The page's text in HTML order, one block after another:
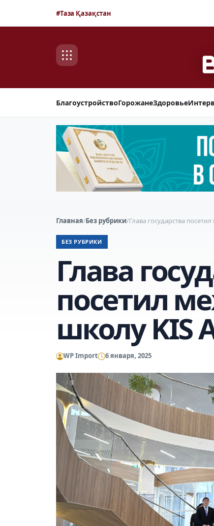
#Таза Қазақстан
БлагоустройствоГорожанеЗдоровье
Главная/Без рубрики/Глава государства
БЕЗ РУБРИКИ
Глава
посетил
школу KIS
WP Import 6 января, 2025